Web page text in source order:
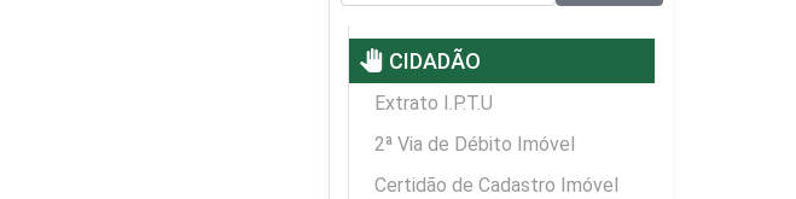
pan_tool CIDADÃO
Extrato I.P.T.U
2ª Via de Débito Imóvel
Certidão de Cadastro Imóvel